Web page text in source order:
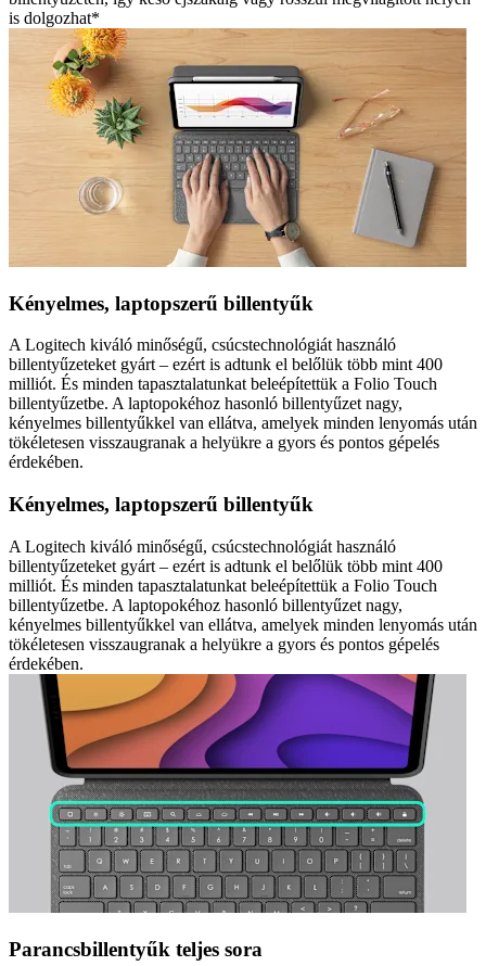
is dolgozhat*
Kényelmes, laptopszerű billentyűk
A Logitech kiváló minőségű, csúcstechnológiát használó
billentyűzeteket gyárt – ezért is adtunk el belőlük több mint 400
milliót. És minden tapasztalatunkat beleépítettük a Folio Touch
billentyűzetbe. A laptopokéhoz hasonló billentyűzet nagy,
kényelmes billentyűkkel van ellátva, amelyek minden lenyomás után
tökéletesen visszaugranak a helyükre a gyors és pontos gépelés
érdekében.
Kényelmes, laptopszerű billentyűk
A Logitech kiváló minőségű, csúcstechnológiát használó
billentyűzeteket gyárt – ezért is adtunk el belőlük több mint 400
milliót. És minden tapasztalatunkat beleépítettük a Folio Touch
billentyűzetbe. A laptopokéhoz hasonló billentyűzet nagy,
kényelmes billentyűkkel van ellátva, amelyek minden lenyomás után
tökéletesen visszaugranak a helyükre a gyors és pontos gépelés
érdekében.
Parancsbillentyűk teljes sora